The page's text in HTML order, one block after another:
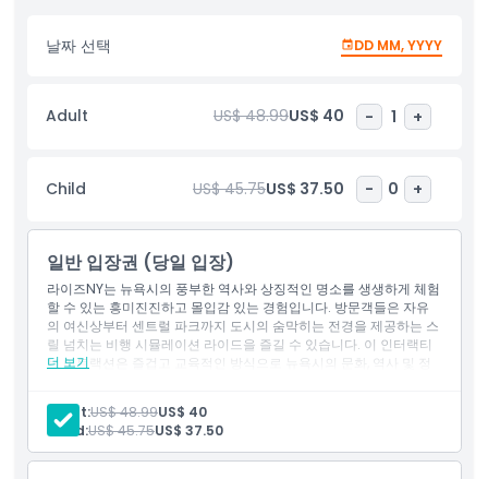
두에게 이상적인 이 꼭 봐야 할 NYC 박물관 경험에 접속하세요. 약
60~90분 동안 명소를 탐험하며 뉴욕에서 할 최고의 일 중 하나입니
아동 성인 정책
포함되지 않는 사항
운영 시간
알아야 할 사항
날짜 선택 DD MM, YYYY
Adult US$ 48.99US$ 40 - 1 +
Child US$ 45.75US$ 37.50 - 0 +
일반 입장권 (당일 입장)
라이즈NY는 뉴욕시의 풍부한 역사와 상징적인 명소를 생생하게 체험
할 수 있는 흥미진진하고 몰입감 있는 경험입니다. 방문객들은 자유
의 여신상부터 센트럴 파크까지 도시의 숨막히는 전경을 제공하는 스
릴 넘치는 비행 시뮬레이션 라이드을 즐길 수 있습니다. 이 인터랙티
브 어트랙션은 즐겁고 교육적인 방식으로 뉴욕시의 문화, 역사 및 정
더 보기
Adult:US$ 48.99US$ 40
Child:US$ 45.75US$ 37.50